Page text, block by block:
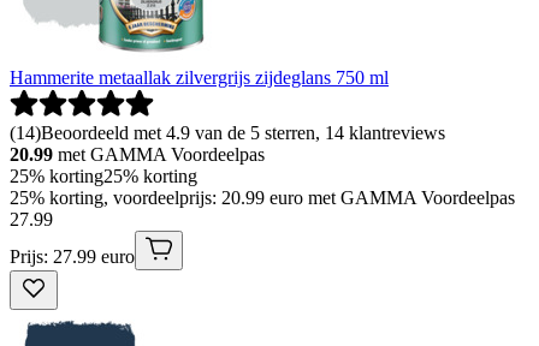
Hammerite metaallak zilvergrijs zijdeglans 750 ml
(14)Beoordeeld met 4.9 van de 5 sterren, 14 klantreviews
20.99 met GAMMA Voordeelpas
25% korting25% korting
25% korting, voordeelprijs: 20.99 euro met GAMMA Voordeelpas
27.99
Prijs: 27.99 euro